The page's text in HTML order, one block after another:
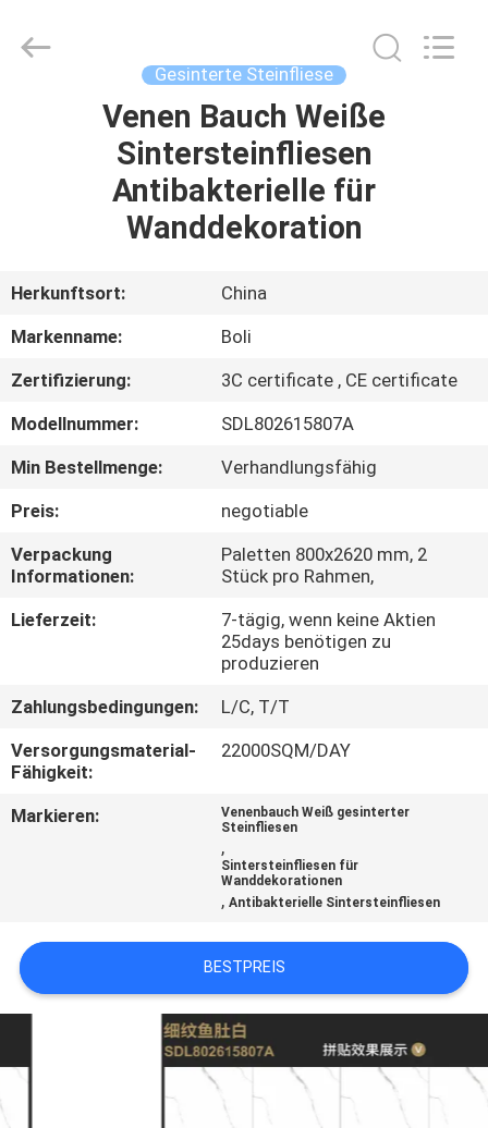
PRODUKTE
VIDEOS
UNS
WERKSBESICHTIGUNG
QUALITÄTSKONTROLLE
KONTAKT
BITTE UM
EIN
ANGEBOT
DATENSCHUTZRICHTLINIE
CERAMICS
CO.,LTD..
Gesinterte Steinfliese
Venen Bauch Weiße
Sintersteinfliesen
Antibakterielle für
Wanddekoration
Herkunftsort:
China
Markenname:
Boli
Zertifizierung:
3C certificate , CE certificate
Modellnummer:
SDL802615807A
Min Bestellmenge:
Verhandlungsfähig
Preis:
negotiable
Verpackung
Informationen:
Paletten 800x2620 mm, 2
Stück pro Rahmen,
Lieferzeit:
7-tägig, wenn keine Aktien
25days benötigen zu
produzieren
Zahlungsbedingungen:
L/C, T/T
Versorgungsmaterial-
Fähigkeit:
22000SQM/DAY
Markieren:
Venenbauch Weiß gesinterter
Steinfliesen
,
Sintersteinfliesen für
Wanddekorationen
,Antibakterielle Sintersteinfliesen
BESTPREIS